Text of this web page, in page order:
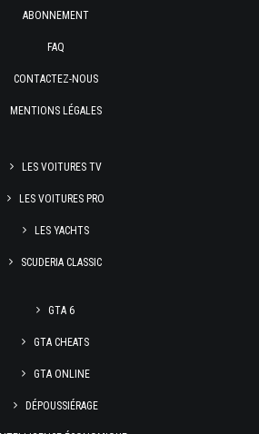
ABONNEMENT
FAQ
CONTACTEZ-NOUS
MENTIONS LÉGALES
LES VOITURES TV
LES VOITURES PRO
LES YACHTS
SCUDERIA CLASSIC
GTA 6
GTA CHEATS
GTA ONLINE
DÉPOUSSIÉRAGE